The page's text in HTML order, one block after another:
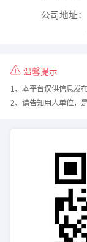
公司地址：
温馨提示
1、本平台仅供信息发
2、请告知用人单位，